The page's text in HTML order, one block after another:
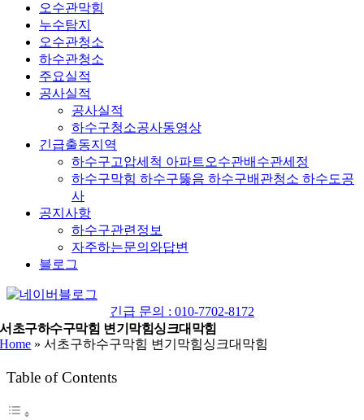
오수관막힘
누수탐지
오수관청소
하수관청소
주요실적
공사실적
공사실적
하수구청소공사동영상
긴급출동지역
하수구고압세척 아파트오수관배수관세정
하수구막힘 하수구뚫음 하수구배관청소 하수도공
사
공지사항
하수구관련정보
자주하는문의와답변
블로그
네
버
블
그
긴급 문의 : 010-7702-8172
서초구하수구막힘 변기막힘싱크대막힘
Home »서초구하수구막힘 변기막힘싱크대막힘
Table of Contents